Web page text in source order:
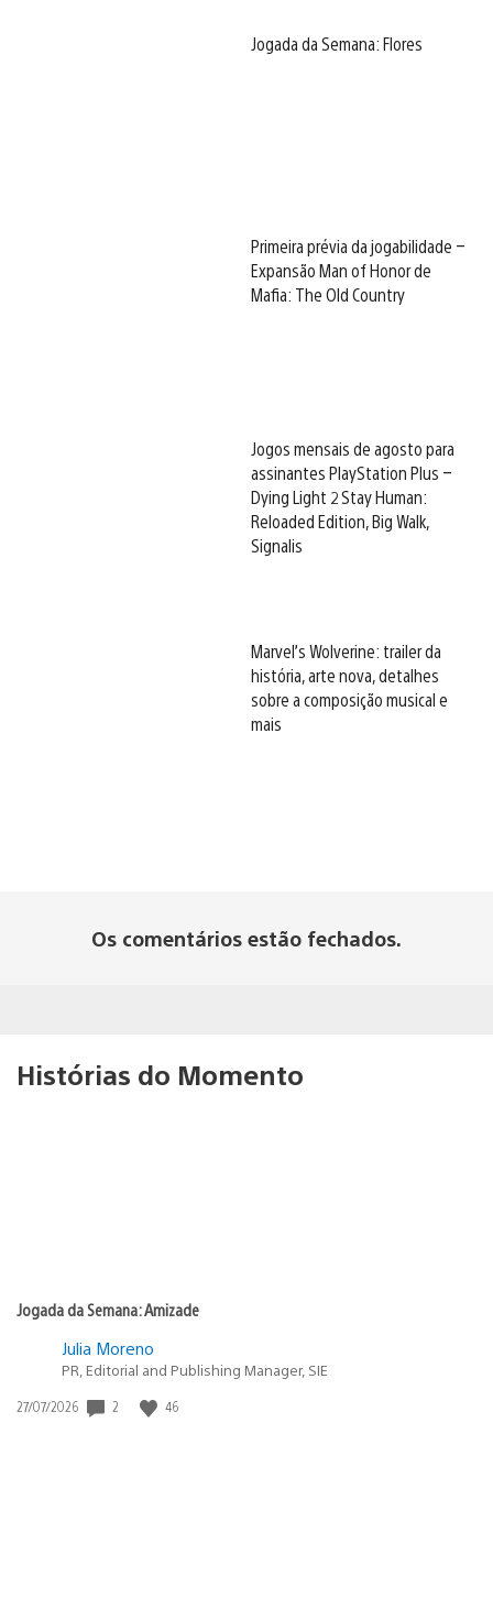
Jogada da Semana: Flores
Primeira prévia da jogabilidade –
Expansão Man of Honor de
Mafia: The Old Country
Jogos mensais de agosto para
assinantes PlayStation Plus –
Dying Light 2 Stay Human:
Reloaded Edition, Big Walk,
Signalis
Marvel’s Wolverine: trailer da
história, arte nova, detalhes
sobre a composição musical e
mais
Os comentários estão fechados.
Histórias do Momento
Jogada da Semana: Amizade
Julia Moreno
PR, Editorial and Publishing Manager, SIE
Data
27/07/2026 2 46